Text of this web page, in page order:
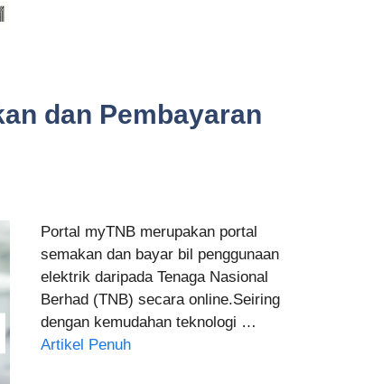
dan Pembayaran
Portal myTNB merupakan portal
semakan dan bayar bil penggunaan
elektrik daripada Tenaga Nasional
Berhad (TNB) secara online.Seiring
dengan kemudahan teknologi …
Artikel Penuh